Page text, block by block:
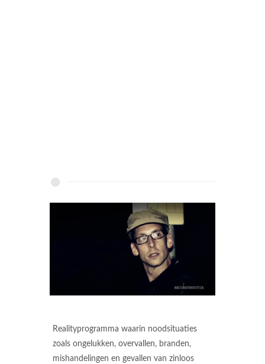
Realityprogramma waarin noodsituaties
zoals ongelukken, overvallen, branden,
mishandelingen en gevallen van zinloos